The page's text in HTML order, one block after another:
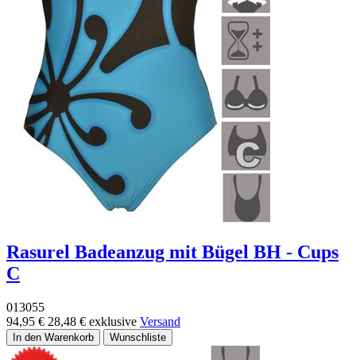
Rasurel Badeanzug mit Bügel BH - Cups
C
013055
94,95 € 28,48 € exklusive Versand